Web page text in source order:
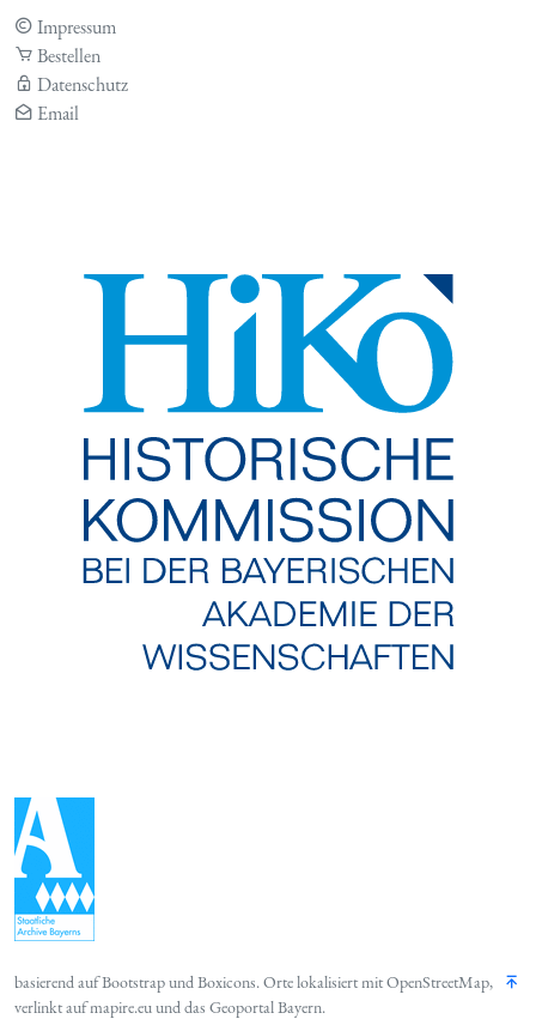
Impressum
Bestellen
Datenschutz
Email
basierend aufBootstrapundBoxicons. Orte lokalisiert mitOpenStreetMap,
verlinkt aufmapire.euund das Geoportal Bayern.